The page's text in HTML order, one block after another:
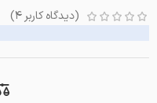
(دیدگاه کاربر 4
)